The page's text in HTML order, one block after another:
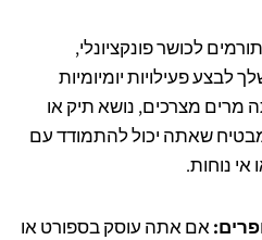
לכושר פונקציונלי,
לבצע פעילויות יומיומיות
מרים מצרכים, נושא תיק או
שאתה יכול להתמודד עם
נוחות.
אם אתה עוסק בספורט או